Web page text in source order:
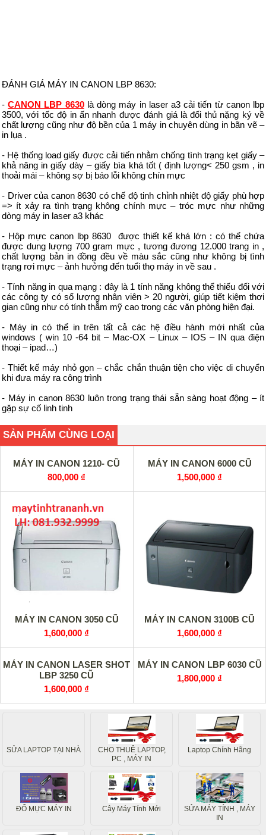
ĐÁNH GIÁ MÁY IN CANON LBP 8630:
-CANON LBP 8630là dòng máy in laser a3 cải tiến từ canon lbp
3500, với tốc độ in ấn nhanh được đánh giá là đối thủ nặng ký về
chất lượng cũng như độ bền của 1 máy in chuyên dùng in bãn vẽ –
in lụa .
- Hệ thống load giấy được cải tiến nhằm chống tình trạng kẹt giấy –
khả năng in giấy dày – giấy bìa khá tốt ( định lượng< 250 gsm , in
thoải mái – không sợ bị báo lỗi không chín mực
- Driver của canon 8630 có chế độ tinh chỉnh nhiệt độ giấy phù hợp
=> ít xảy ra tình trạng không chính mực – tróc mực như những
dòng máy in laser a3 khác
- Hộp mực canon lbp 8630 được thiết kế khá lớn : có thể chứa
được dung lượng 700 gram mực , tương đương 12.000 trang in ,
chất lượng bản in đồng đều về màu sắc cũng như không bị tình
trạng rơi mực – ảnh hưởng đến tuổi thọ máy in về sau .
- Tính năng in qua mạng : đây là 1 tính năng không thể thiếu đối với
các công ty có số lượng nhân viên > 20 người, giúp tiết kiệm thơi
gian cũng như có tính thẫm mỹ cao trong các văn phòng hiện đại.
- Máy in có thể in trên tất cả các hệ điều hành mới nhất của
windows ( win 10 -64 bit – Mac-OX – Linux – IOS – IN qua điện
thoại – ipad…)
- Thiết kế máy nhỏ gọn – chắc chắn thuận tiện cho việc di chuyển
khi đưa máy ra công trình
- Máy in canon 8630 luôn trong trạng thái sẵn sàng hoạt động – ít
gặp sự cố linh tinh
SẢN PHẨM CÙNG LOẠI
MÁY IN CANON 1210- CŨ
800,000 ₫
MÁY IN CANON 6000 CŨ
1,500,000 ₫
MÁY IN CANON 3050 CŨ
1,600,000 ₫
MÁY IN CANON 3100B CŨ
1,600,000 ₫
MÁY IN CANON LASER SHOT
LBP 3250 CŨ
1,600,000 ₫
MÁY IN CANON LBP 6030 CŨ
1,800,000 ₫
SỬA LAPTOP TẠI NHÀ
CHO THUÊ LAPTOP,
PC , MÁY IN
Laptop Chính Hãng
ĐỔ MỰC MÁY IN Cây Máy Tính Mới
SỬA MÁY TÍNH , MÁY
IN